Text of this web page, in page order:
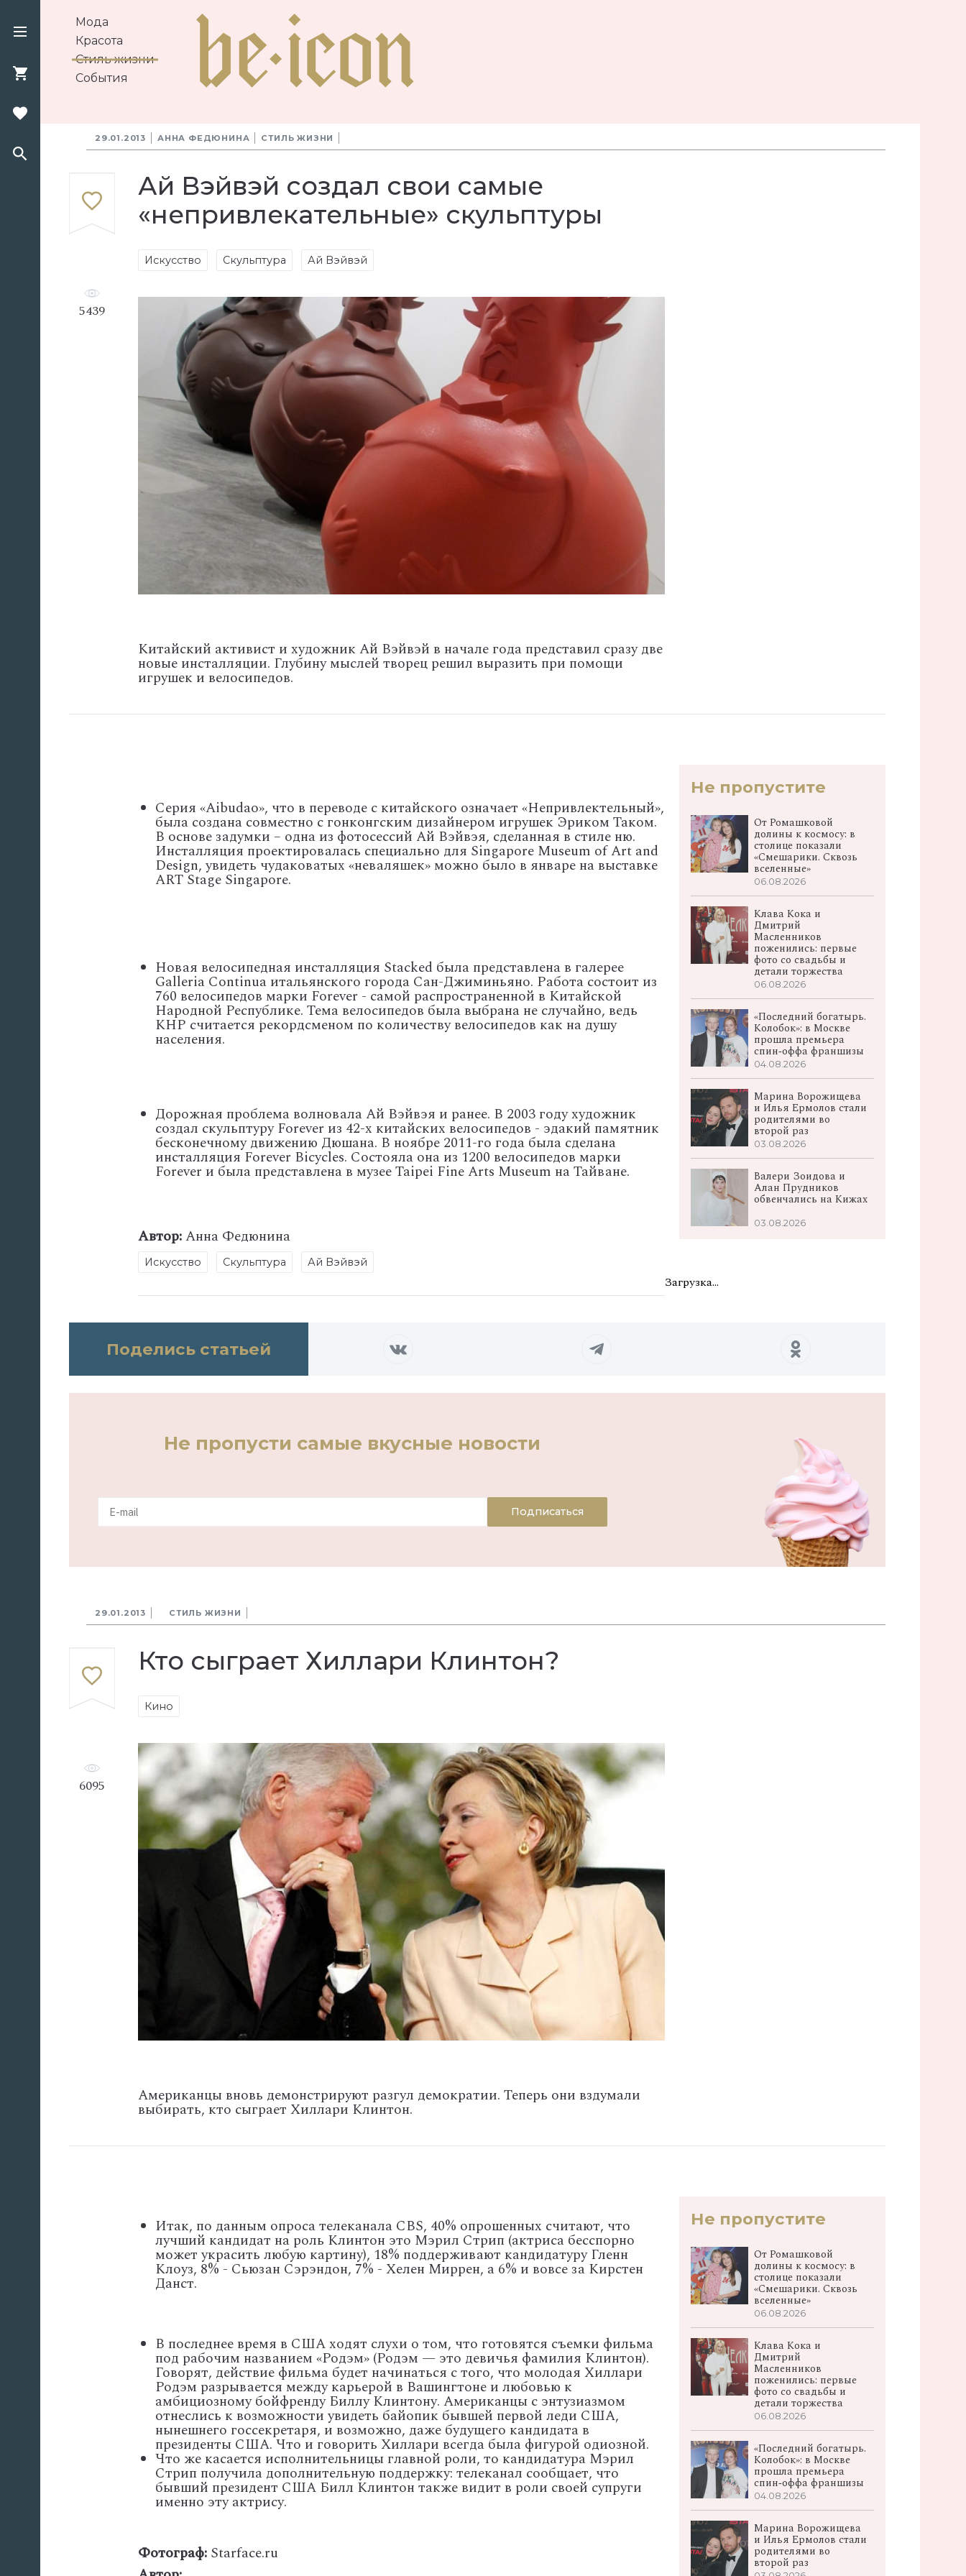
Мода
Красота
Стиль жизни
События
29.01.2013 АННА ФЕДЮНИНА СТИЛЬ ЖИЗНИ
Ай Вэйвэй создал свои самые
«непривлекательные» скульптуры
Искусство Скульптура Ай Вэйвэй
5439
Китайский активист и художник Ай Вэйвэй в начале года представил сразу две
новые инсталляции. Глубину мыслей творец решил выразить при помощи
игрушек и велосипедов.
Серия «Aibudao», что в переводе с китайского означает «Непривлектельный»,
была создана совместно с гонконгским дизайнером игрушек Эриком Таком.
В основе задумки – одна из фотосессий Ай Вэйвэя, сделанная в стиле ню.
Инсталляция проектировалась специально для Singapore Museum of Art and
Design, увидеть чудаковатых «неваляшек» можно было в январе на выставке
ART Stage Singapore.
Новая велосипедная инсталляция Stacked была представлена в галерее
Galleria Continua итальянского города Сан-Джиминьяно. Работа состоит из
760 велосипедов марки Forever - самой распространенной в Китайской
Народной Республике. Тема велосипедов была выбрана не случайно, ведь
КНР считается рекордсменом по количеству велосипедов как на душу
населения.
Дорожная проблема волновала Ай Вэйвэя и ранее. В 2003 году художник
создал скульптуру Forever из 42-х китайских велосипедов - эдакий памятник
бесконечному движению Дюшана. В ноябре 2011-го года была сделана
инсталляция Forever Bicycles. Состояла она из 1200 велосипедов марки
Forever и была представлена в музее Taipei Fine Arts Museum на Тайване.
Автор:Анна Федюнина
Искусство Скульптура Ай Вэйвэй
Не пропустите
От Ромашковой
долины к космосу: в
столице показали
«Смешарики. Сквозь
вселенные»
06.08.2026
Клава Кока и
Дмитрий
Масленников
поженились: первые
фото со свадьбы и
детали торжества
06.08.2026
«Последний богатырь.
Колобок»: в Москве
прошла премьера
спин‑оффа франшизы
04.08.2026
Марина Ворожищева
и Илья Ермолов стали
родителями во
второй раз
03.08.2026
Валери Зоидова и
Алан Прудников
обвенчались на Кижах
03.08.2026
Загрузка...
Поделись статьей
Не пропусти самые вкусные новости
Подписаться
29.01.2013 СТИЛЬ ЖИЗНИ
Кто сыграет Хиллари Клинтон?
Кино
6095
Американцы вновь демонстрируют разгул демократии. Теперь они вздумали
выбирать, кто сыграет Хиллари Клинтон.
Итак, по данным опроса телеканала CBS, 40% опрошенных считают, что
лучший кандидат на роль Клинтон это Мэрил Стрип (актриса бесспорно
может украсить любую картину), 18% поддерживают кандидатуру Гленн
Клоуз, 8% - Сьюзан Сэрэндон, 7% - Хелен Миррен, а 6% и вовсе за Кирстен
Данст.
В последнее время в США ходят слухи о том, что готовятся съемки фильма
под рабочим названием «Родэм» (Родэм — это девичья фамилия Клинтон).
Говорят, действие фильма будет начинаться с того, что молодая Хиллари
Родэм разрывается между карьерой в Вашингтоне и любовью к
амбициозному бойфренду Биллу Клинтону. Американцы с энтузиазмом
отнеслись к возможности увидеть байопик бывшей первой леди США,
нынешнего госсекретаря, и возможно, даже будущего кандидата в
президенты США. Что и говорить Хиллари всегда была фигурой одиозной.
Что же касается исполнительницы главной роли, то кандидатура Мэрил
Стрип получила дополнительную поддержку: телеканал сообщает, что
бывший президент США Билл Клинтон также видит в роли своей супруги
именно эту актрису.
Фотограф: Starface.ru
Не пропустите
От Ромашковой
долины к космосу: в
столице показали
«Смешарики. Сквозь
вселенные»
06.08.2026
Клава Кока и
Дмитрий
Масленников
поженились: первые
фото со свадьбы и
детали торжества
06.08.2026
«Последний богатырь.
Колобок»: в Москве
прошла премьера
спин‑оффа франшизы
04.08.2026
Марина Ворожищева
и Илья Ермолов стали
родителями во
второй раз